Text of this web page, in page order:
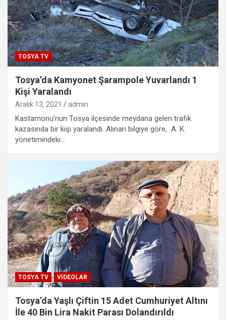
TOSYA TV
Tosya’da Kamyonet Şarampole Yuvarlandı 1
Kişi Yaralandı
Aralık 13, 2021 admin
Kastamonu’nun Tosya ilçesinde meydana gelen trafik
kazasında bir kişi yaralandı. Alınan bilgiye göre, A. K.
yönetimindeki…
TOSYA TV VIDEOLAR
Tosya’da Yaşlı Çiftin 15 Adet Cumhuriyet Altını
İle 40 Bin Lira Nakit Parası Dolandırıldı